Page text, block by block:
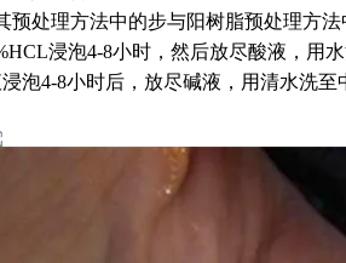
预处理方法中的步与阳树脂预处理方法
浸泡4-8小时，然后放尽酸液，用
泡4-8小时后，放尽碱液，用清水洗至